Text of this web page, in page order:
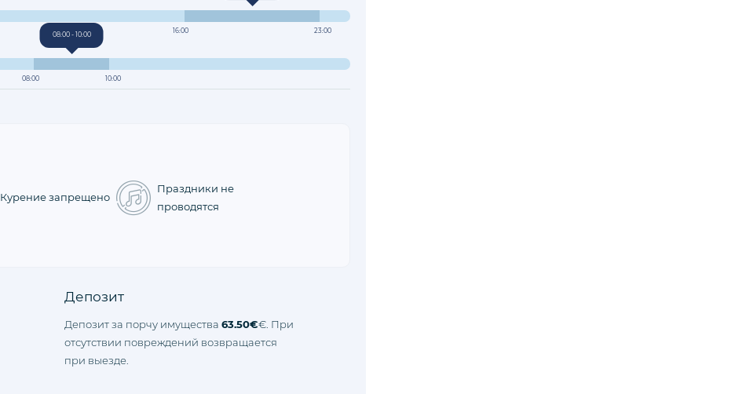
16:00 23:00
08:00 10:00
08:00 - 10:00
Курение запрещено
Праздники не
проводятся
Депозит
Депозит за порчу имущества 63.50€€. При
отсутствии повреждений возвращается
при выезде.